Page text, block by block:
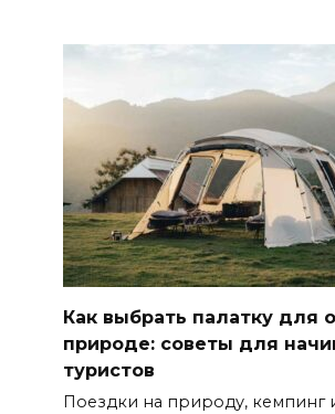
Как выбрать палатку для
природе: советы для
туристов
Поездки на природу, кемпинг